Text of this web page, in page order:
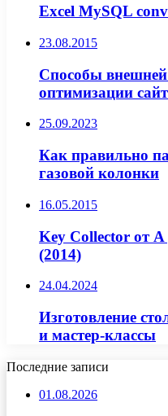
Excel MySQL
23.08.2015
Способы
оптимизации
25.09.2023
Как правильно
газовой колонки
16.05.2015
Key Collector от
(2014)
24.04.2024
Изготовление
и мастер-классы
Последние записи
01.08.2026